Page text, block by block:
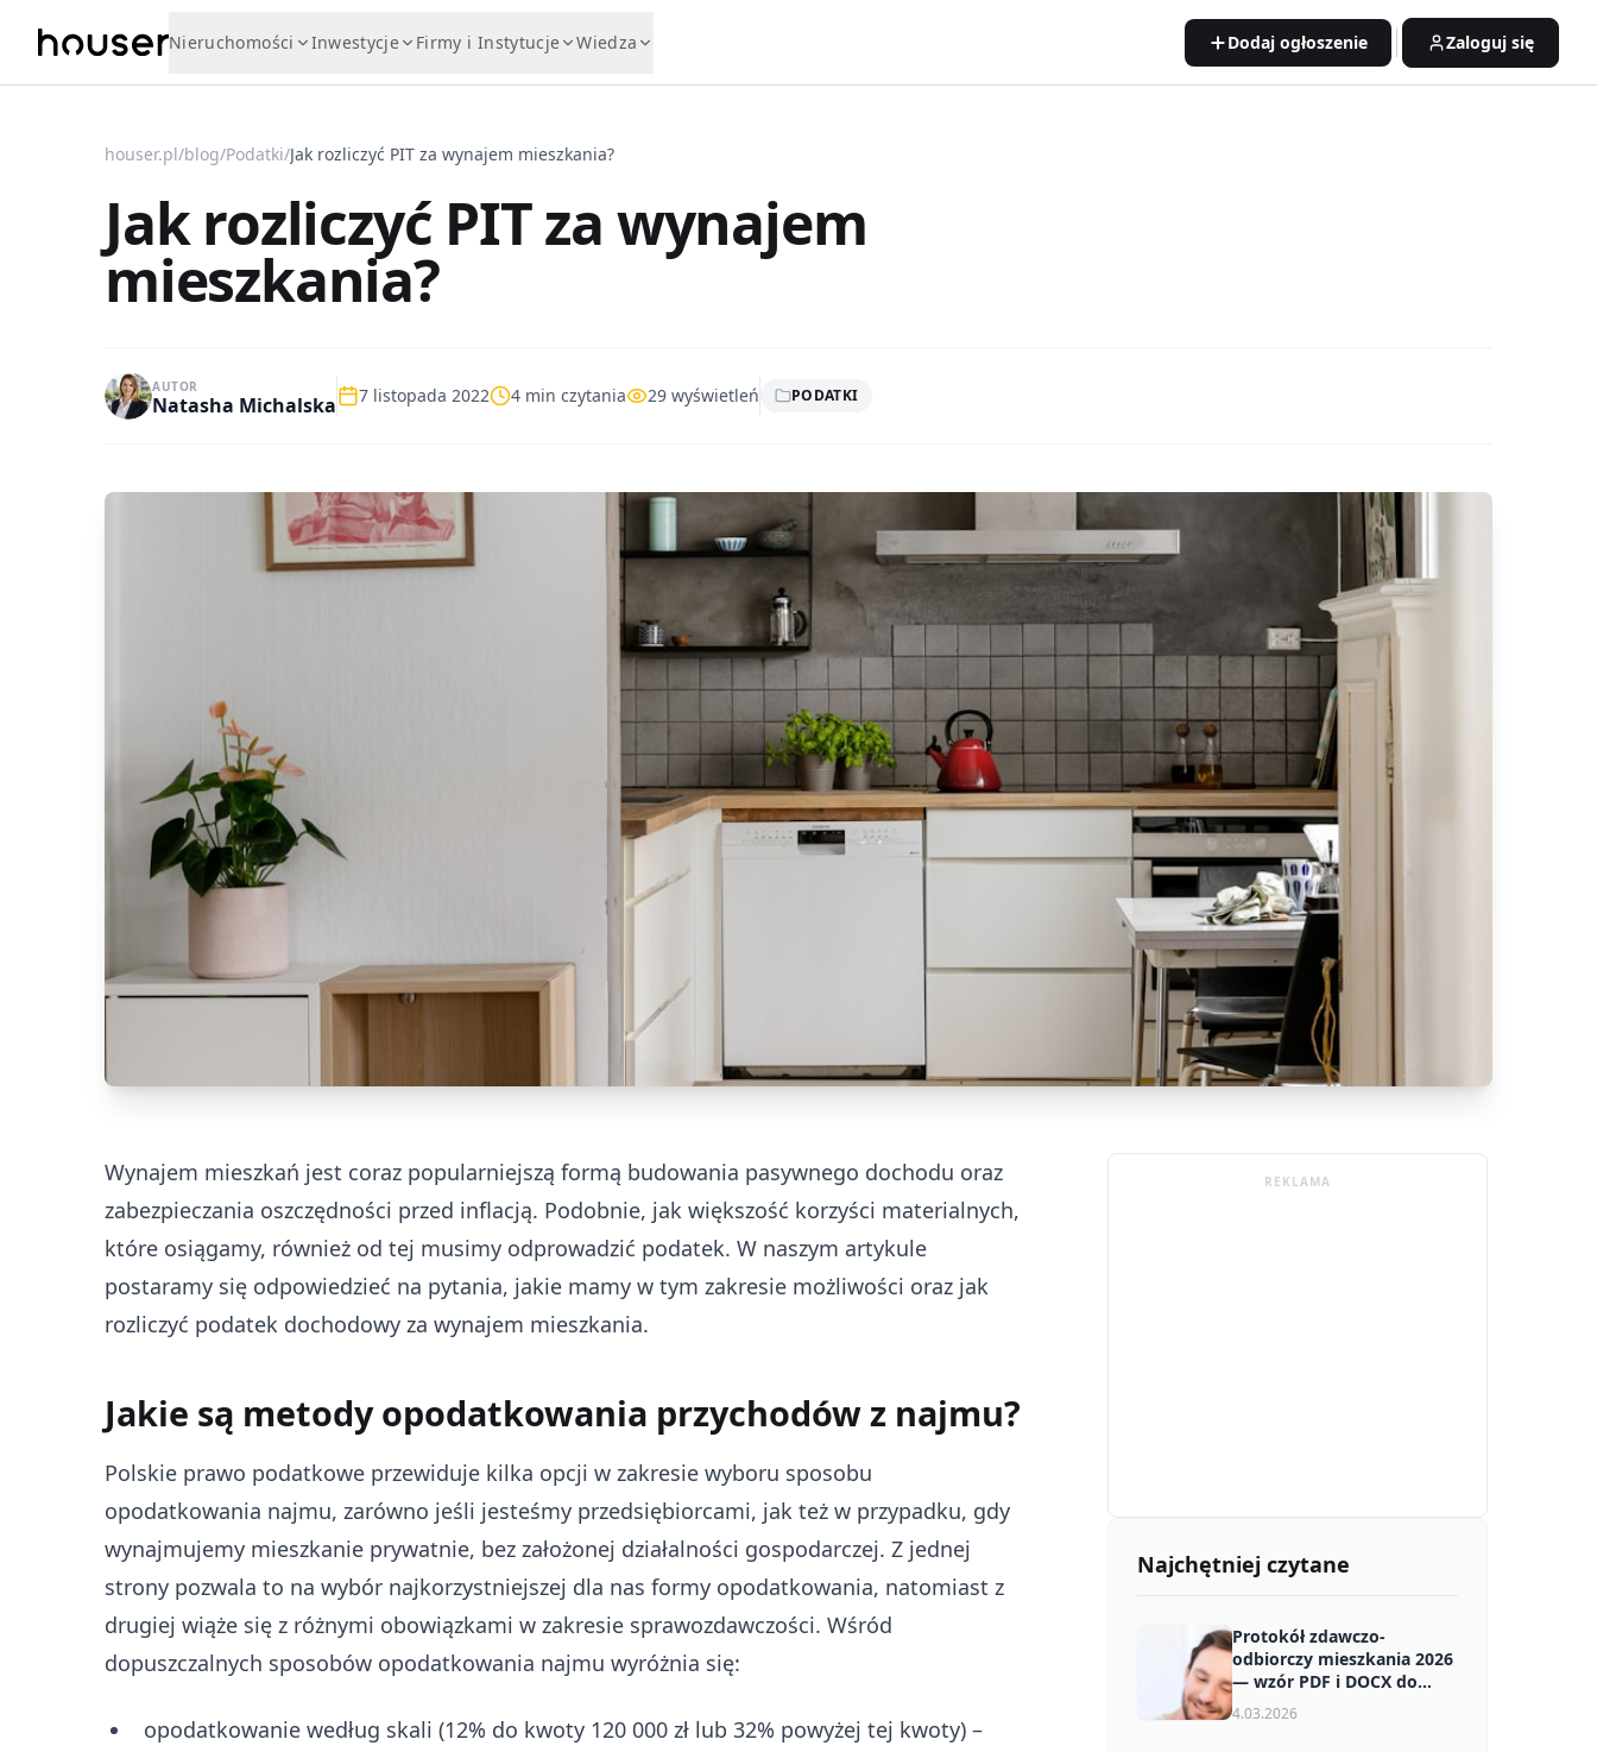
Nieruchomości Inwestycje Firmy i Instytucje Wiedza Dodaj ogłoszenie Zaloguj się
houser.pl/blog/Podatki/Jak rozliczyć PIT za wynajem mieszkania?
Jak rozliczyć PIT za wynajem
mieszkania?
AUTOR
Natasha Michalska 7 listopada 2022 4 min czytania 29 wyświetleń PODATKI
Wynajem mieszkań jest coraz popularniejszą formą budowania pasywnego dochodu oraz
zabezpieczania oszczędności przed inflacją. Podobnie, jak większość korzyści materialnych,
które osiągamy, również od tej musimy odprowadzić podatek. W naszym artykule
postaramy się odpowiedzieć na pytania, jakie mamy w tym zakresie możliwości oraz jak
rozliczyć podatek dochodowy za wynajem mieszkania.
Jakie są metody opodatkowania przychodów z najmu?
Polskie prawo podatkowe przewiduje kilka opcji w zakresie wyboru sposobu
opodatkowania najmu, zarówno jeśli jesteśmy przedsiębiorcami, jak też w przypadku, gdy
wynajmujemy mieszkanie prywatnie, bez założonej działalności gospodarczej. Z jednej
strony pozwala to na wybór najkorzystniejszej dla nas formy opodatkowania, natomiast z
drugiej wiąże się z różnymi obowiązkami w zakresie sprawozdawczości. Wśród
dopuszczalnych sposobów opodatkowania najmu wyróżnia się:
opodatkowanie według skali (12% do kwoty 120 000 zł lub 32% powyżej tej kwoty) –
REKLAMA
Najchętniej czytane
Protokół zdawczo-
odbiorczy mieszkania 2026
— wzór PDF i DOCX do
pobrania
4.03.2026